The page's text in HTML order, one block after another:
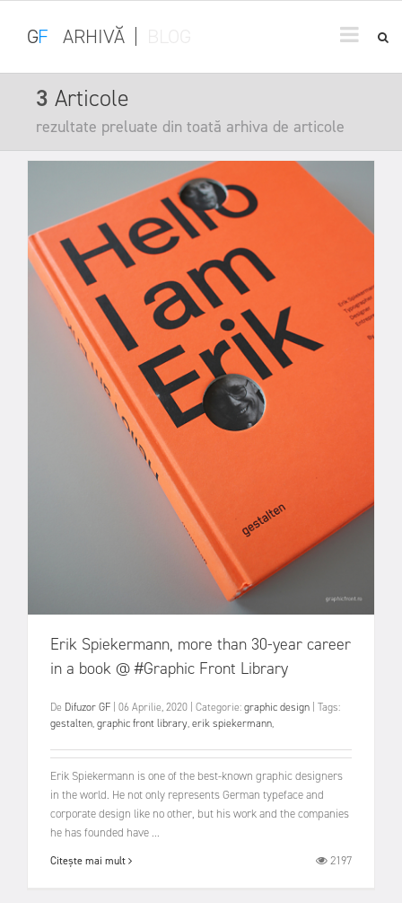
GF ARHIVĂ
3 Articole
rezultate preluate din toată arhiva de articole
Erik Spiekermann, more than 30-year career
in a book @ #Graphic Front Library
De Difuzor GF 06 Aprilie, 2020 Categorie:graphic design Tags:
gestalten,graphic front library,erik spiekermann,
Erik Spiekermann is one of the best-known graphic designers
in the world. He not only represents German typeface and
corporate design like no other, but his work and the companies
he has founded have ...
Citește mai mult 2197